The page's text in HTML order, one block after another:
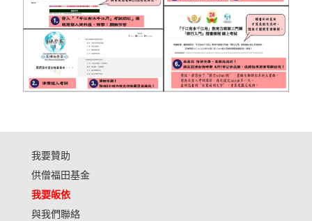
我要贊助
供僧福田基金
我要皈依
與我們聯絡